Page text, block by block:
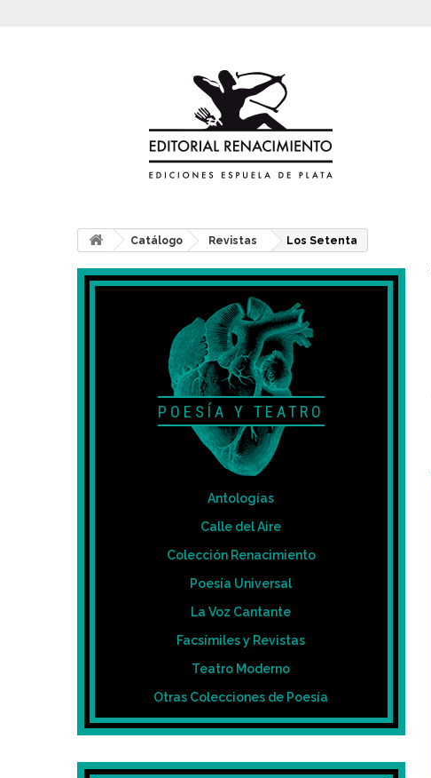
Catálogo Revistas Los Setenta
POESÍA Y TEATRO
Antologías
Calle del Aire
Colección Renacimiento
Poesía Universal
La Voz Cantante
Facsímiles y Revistas
Teatro Moderno
Otras Colecciones de Poesía